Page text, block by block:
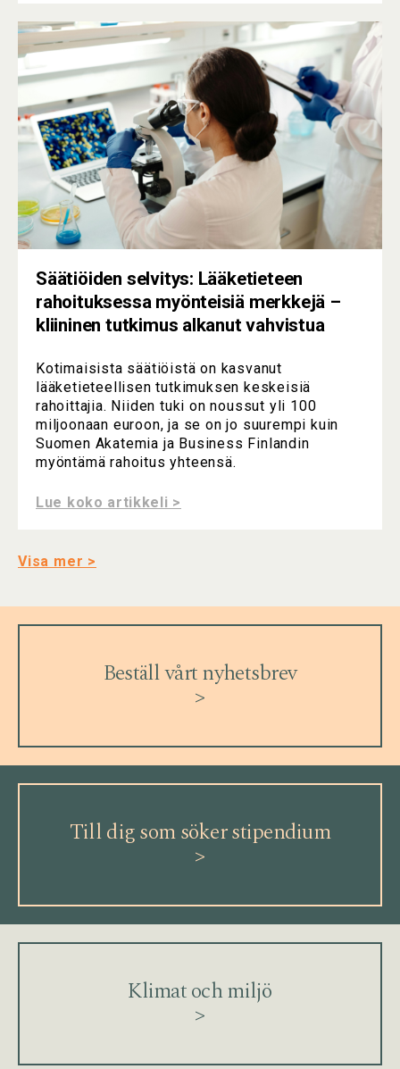
Säätiöiden selvitys: Lääketieteen
rahoituksessa myönteisiä merkkejä –
kliininen tutkimus alkanut vahvistua
Kotimaisista säätiöistä on kasvanut
lääketieteellisen tutkimuksen keskeisiä
rahoittajia. Niiden tuki on noussut yli 100
miljoonaan euroon, ja se on jo suurempi kuin
Suomen Akatemia ja Business Finlandin
myöntämä rahoitus yhteensä.
Lue koko artikkeli >
Visa mer >
Beställ vårt nyhetsbrev
>
Till dig som söker stipendium
>
Klimat och miljö
>